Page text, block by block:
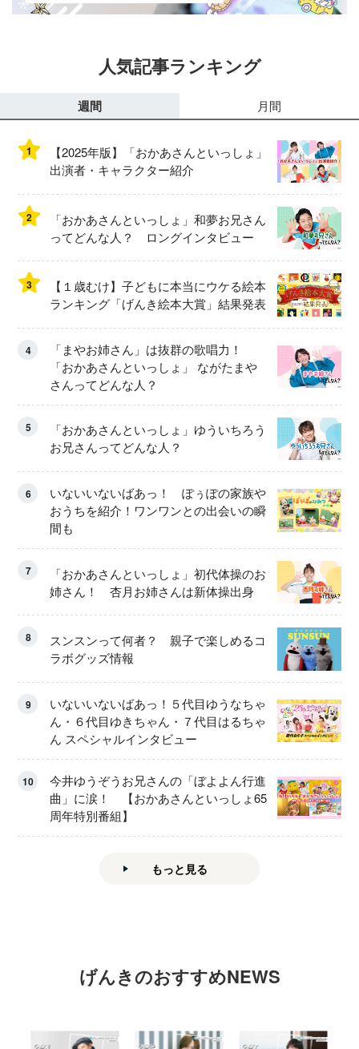
人気記事ランキング
週間 月間
1
【2025年版】「おかあさんといっしょ」
出演者・キャラクター紹介
2
「おかあさんといっしょ」和夢お兄さん
ってどんな人？ ロングインタビュー
3
【１歳むけ】子どもに本当にウケる絵本
ランキング「げんき絵本大賞」結果発表
4
「まやお姉さん」は抜群の歌唱力！
「おかあさんといっしょ」 ながたまや
さんってどんな人？
5
「おかあさんといっしょ」ゆういちろう
お兄さんってどんな人？
6
いないいないばあっ！ ぽぅぽの家族や
おうちを紹介！ワンワンとの出会いの瞬
間も
7
「おかあさんといっしょ」初代体操のお
姉さん！ 杏月お姉さんは新体操出身
8
スンスンって何者？ 親子で楽しめるコ
ラボグッズ情報
9
いないいないばあっ！５代目ゆうなちゃ
ん・６代目ゆきちゃん・７代目はるちゃ
ん スペシャルインタビュー
10
今井ゆうぞうお兄さんの「ぼよよん行進
曲」に涙！ 【おかあさんといっしょ65
周年特別番組】
もっと見る
げんきのおすすめNEWS